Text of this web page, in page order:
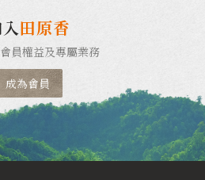
田原香
員權益及專屬業務
成為會員